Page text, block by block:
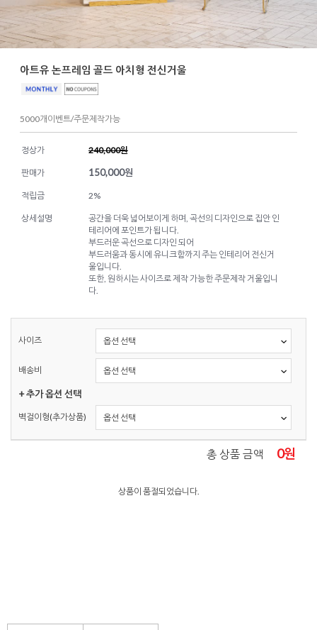
아트유 논프레임 골드 아치형 전신거울
5000개이벤트/주문제작가능
정상가 240,000원
판매가 150,000원
적립금 2%
상세설명
공간을 더욱 넓어보이게 하며, 곡선의 디자인으로 집안 인
테리어에 포인트가 됩니다.
부드러운 곡선으로 디자인 되어
부드러움과 동시에 유니크함까지 주는 인테리어 전신거
울입니다.
또한, 원하시는 사이즈로 제작 가능한 주문제작 거울입니
다.
사이즈
배송비
+ 추가 옵션 선택
벽걸이형(추가상품)
총 상품 금액 0원
상품이 품절되었습니다.